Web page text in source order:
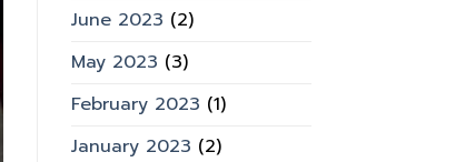
June 2023 (2)
May 2023 (3)
February 2023 (1)
January 2023 (2)